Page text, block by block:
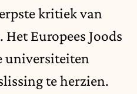
kritiek van
Europees Joods
universiteiten
te herzien.